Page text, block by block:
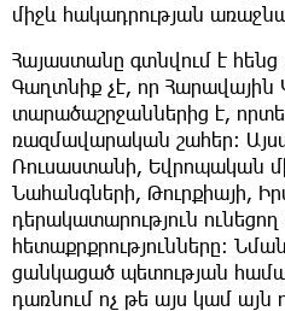
միջև հակադրության
Հայաստանը գտնվում է հենց
Գաղտնիք չէ, որ
տարածաշրջաններից է,
ռազմավարական շահեր։
Ռուսաստանի, Եվրոպական
Նահանգների, Թուրքիայի,
դերակատարություն
հետաքրքրությունները։
ցանկացած պետության
դառնում ոչ թե այս կամ այն